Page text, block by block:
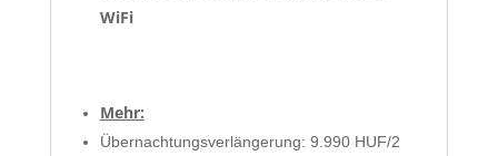
WiFi
Mehr:
Übernachtungsverlängerung: 9.990 HUF/2